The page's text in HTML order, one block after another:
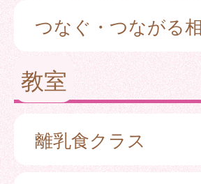
つなぐ・つながる
教室
離乳食クラス